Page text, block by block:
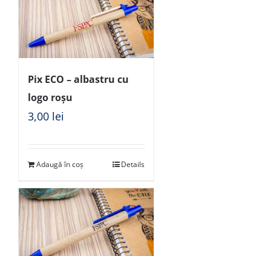
Pix ECO – albastru cu
logo roșu
3,00 lei
Adaugă în coș Details